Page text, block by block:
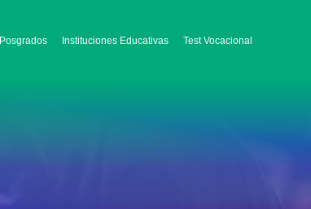
Posgrados Instituciones Educativas Test Vocacional